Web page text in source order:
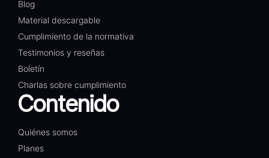
Blog
Material descargable
Cumplimiento de la normativa
Testimonios y reseñas
Boletín
Charlas sobre cumplimiento
Contenido
Quiénes somos
Planes